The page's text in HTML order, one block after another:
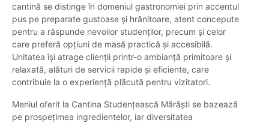
cantină se distinge în domeniul gastronomiei prin accentul
pus pe preparate gustoase și hrănitoare, atent concepute
pentru a răspunde nevoilor studenților, precum și celor
care preferă opțiuni de masă practică și accesibilă.
Unitatea își atrage clienții printr-o ambianță primitoare și
relaxată, alături de servicii rapide și eficiente, care
contribuie la o experiență plăcută pentru vizitatori.
Meniul oferit la Cantina Studențească Mărăști se bazează
pe prospețimea ingredientelor, iar diversitatea